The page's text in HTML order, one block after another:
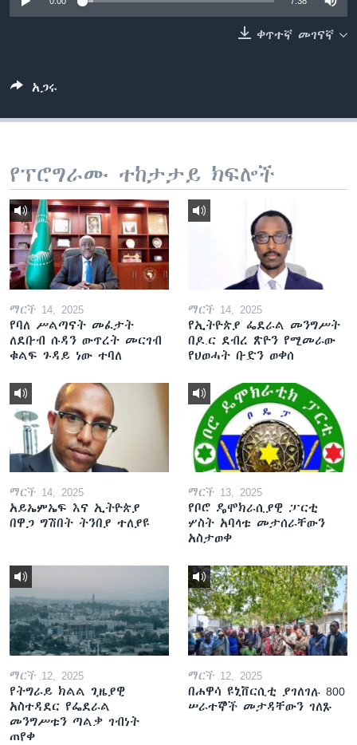
ቀጥተኛ መገናኛ
አጋሩ
የፕሮግራሙ ተከታታይ ክፍሎች
ማርች 14, 2025
የባለ ሥልጣናት መፈታት
ለደቡብ ሱዳን ውጥረት መርገብ
ቁልፍ ጉዳይ ነው ተባለ
ማርች 14, 2025
የኢትዮጵያ ፌደራል መንግሥት
በዶ.ር ደብረ ጽዮን የሚመራው
የህወሓት ቡድን ወቀሰ
ማርች 14, 2025
አይኤምኤፍ እና ኢትዮጵያ
በዋጋ ግሽበት ትንበያ ተለያዩ
ማርች 13, 2025
የቦሮ ዴሞክራሲያዊ ፓርቲ
ሦስት አባላቱ መታሰራቸውን
አስታወቀ
ማርች 12, 2025
የትግራይ ክልል ጊዜያዊ
አስተዳደር የፌደራል
መንግሥቱን ጣልቃ ገብነት
ጠየቀ
ማርች 12, 2025
በሐዋሳ ዩኒቨርሲቲ ያገለገሉ 800
ሠራተኞች መታዳቸውን ገለጹ